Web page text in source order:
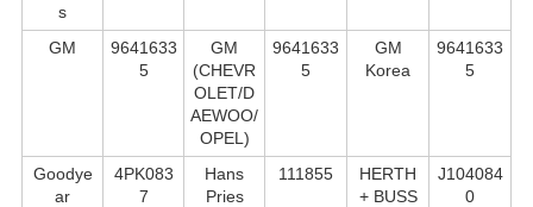
s
GM
9641633
5
GM
(CHEVR
OLET/D
AEWOO/
OPEL)
9641633
5
GM
Korea
9641633
5
Goodye
ar
4PK083
7
Hans
Pries
111855
HERTH
+ BUSS
J104084
0